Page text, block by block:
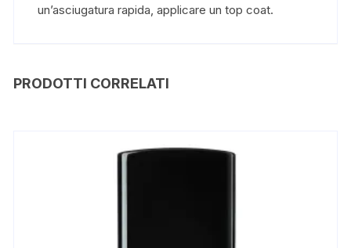
un’asciugatura rapida, applicare un top coat.
PRODOTTI CORRELATI